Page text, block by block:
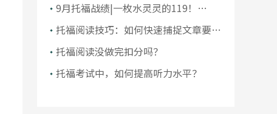
9月托福战绩|一枚水灵灵的119！
105+超50人，全员均分破百！
托福阅读技巧：如何快速捕捉文章要
点？
托福阅读没做完扣分吗？
托福考试中，如何提高听力水平？